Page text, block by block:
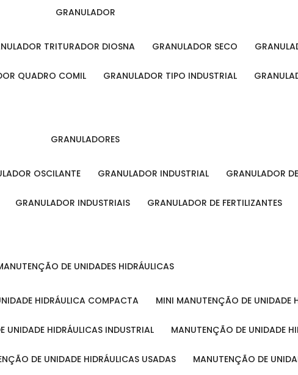
GRANULADOR
TRITURADOR DIOSNA GRANULADOR SECO
QUADRO COMIL GRANULADOR TIPO INDUSTRIAL
GRANULADORES
OSCILANTE GRANULADOR INDUSTRIAL GRANULADOR
GRANULADOR INDUSTRIAIS GRANULADOR DE FERTILIZANTES
MANUTENÇÃO DE UNIDADES HIDRÁULICAS
HIDRÁULICA COMPACTA MINI MANUTENÇÃO DE UNIDADE
UNIDADE HIDRÁULICAS INDUSTRIAL MANUTENÇÃO DE UNIDADE
DE UNIDADE HIDRÁULICAS USADAS MANUTENÇÃO DE